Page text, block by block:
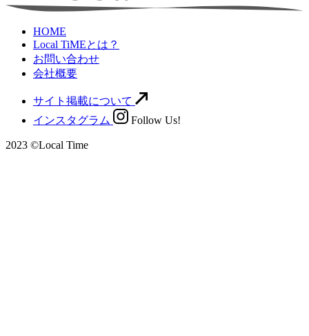
HOME
Local TiMEとは？
お問い合わせ
会社概要
サイト掲載について
インスタグラム
Follow Us!
2023 ©Local Time